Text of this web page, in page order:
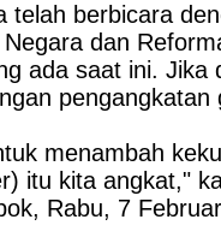
telah berbicara
dan
ada saat ini. Jika
pengangkatan
menambah
itu kita angkat,"
Rabu, 7